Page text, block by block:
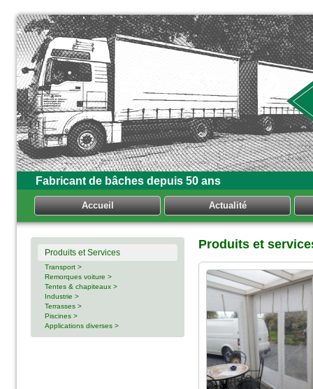
Fabricant de bâches depuis 50 ans
Accueil Actualité
Produits et Services
Transport >
Remorques voiture >
Tentes & chapiteaux >
Industrie >
Terrasses >
Piscines >
Applications diverses >
Produits et